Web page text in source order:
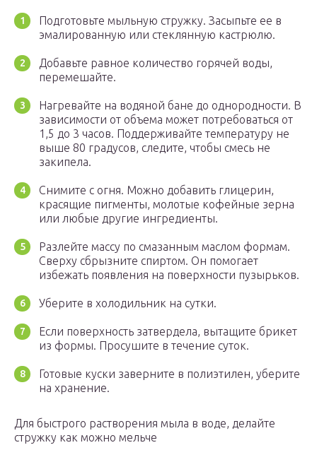
Подготовьте мыльную стружку. Засыпьте ее в
эмалированную или стеклянную кастрюлю.
Добавьте равное количество горячей воды,
перемешайте.
Нагревайте на водяной бане до однородности. В
зависимости от объема может потребоваться от
1,5 до 3 часов. Поддерживайте температуру не
выше 80 градусов, следите, чтобы смесь не
закипела.
Снимите с огня. Можно добавить глицерин,
красящие пигменты, молотые кофейные зерна
или любые другие ингредиенты.
Разлейте массу по смазанным маслом формам.
Сверху сбрызните спиртом. Он помогает
избежать появления на поверхности пузырьков.
Уберите в холодильник на сутки.
Если поверхность затвердела, вытащите брикет
из формы. Просушите в течение суток.
Готовые куски заверните в полиэтилен, уберите
на хранение.
Для быстрого растворения мыла в воде, делайте
стружку как можно мельче